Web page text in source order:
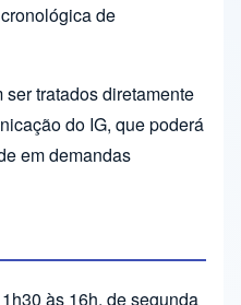
de
tratados diretamente
do IG, que poderá
em demandas
às 16h, de segunda